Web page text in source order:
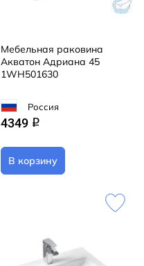
Мебельная раковина
Акватон Адриана 45
1WH501630
Россия
4349 q
В корзину